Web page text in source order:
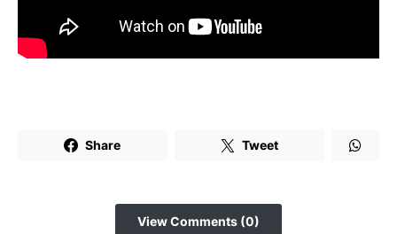
Share Tweet
View Comments (0)